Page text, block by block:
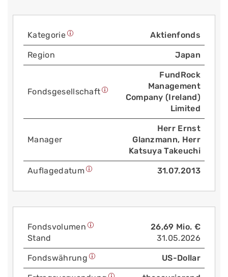
Kategorie Aktienfonds
Region Japan
Fonds­gesellschaft
FundRock
Management
Company (Ireland)
Limited
Manager
Herr Ernst
Glanzmann, Herr
Katsuya Takeuchi
Auflage­datum 31.07.2013
Fonds­volumen
Stand
26,69 Mio. €
31.05.2026
Fonds­währung US-Dollar